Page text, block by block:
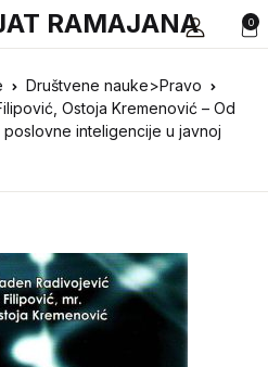
0
RAMAJANA
Društvene nauke>Pravo
Ostoja Kremenović – Od
inteligencije u javnoj